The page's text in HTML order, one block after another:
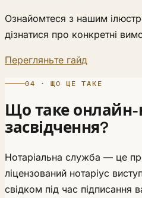
Ознайомтеся з нашим
дізнатися про конкретні
Перегляньте гайд
04 · ЩО ЦЕ ТАКЕ
Що таке онлайн-
засвідчення?
Нотаріальна служба — це
ліцензований нотаріус
свідком під час підписання